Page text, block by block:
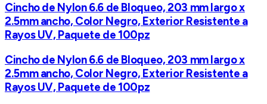
Cincho de Nylon 6.6 de Bloqueo, 203 mm largo x
2.5mm ancho, Color Negro, Exterior Resistente a
Rayos UV, Paquete de 100pz
Cincho de Nylon 6.6 de Bloqueo, 203 mm largo x
2.5mm ancho, Color Negro, Exterior Resistente a
Rayos UV, Paquete de 100pz